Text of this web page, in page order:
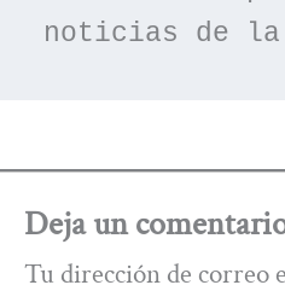
noticias de la
Deja un
Tu dirección de correo